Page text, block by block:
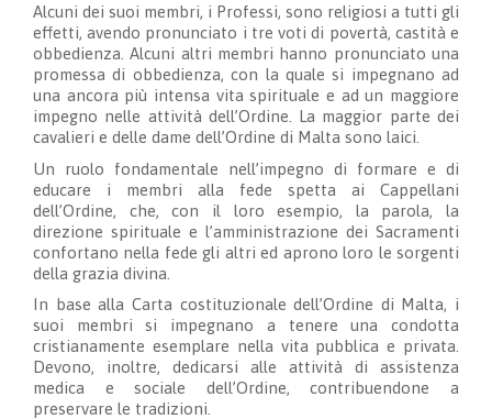
Alcuni dei suoi membri, i Professi, sono religiosi a tutti gli
effetti, avendo pronunciato i tre voti di povertà, castità e
obbedienza. Alcuni altri membri hanno pronunciato una
promessa di obbedienza, con la quale si impegnano ad
una ancora più intensa vita spirituale e ad un maggiore
impegno nelle attività dell’Ordine. La maggior parte dei
cavalieri e delle dame dell’Ordine di Malta sono laici.
Un ruolo fondamentale nell’impegno di formare e di
educare i membri alla fede spetta ai Cappellani
dell’Ordine, che, con il loro esempio, la parola, la
direzione spirituale e l’amministrazione dei Sacramenti
confortano nella fede gli altri ed aprono loro le sorgenti
della grazia divina.
In base alla Carta costituzionale dell’Ordine di Malta, i
suoi membri si impegnano a tenere una condotta
cristianamente esemplare nella vita pubblica e privata.
Devono, inoltre, dedicarsi alle attività di assistenza
medica e sociale dell’Ordine, contribuendone a
preservare le tradizioni.